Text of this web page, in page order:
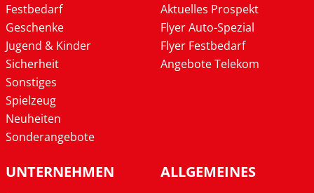
Festbedarf
Geschenke
Jugend & Kinder
Sicherheit
Sonstiges
Spielzeug
Neuheiten
Sonderangebote
Aktuelles Prospekt
Flyer Auto-Spezial
Flyer Festbedarf
Angebote Telekom
UNTERNEHMEN ALLGEMEINES